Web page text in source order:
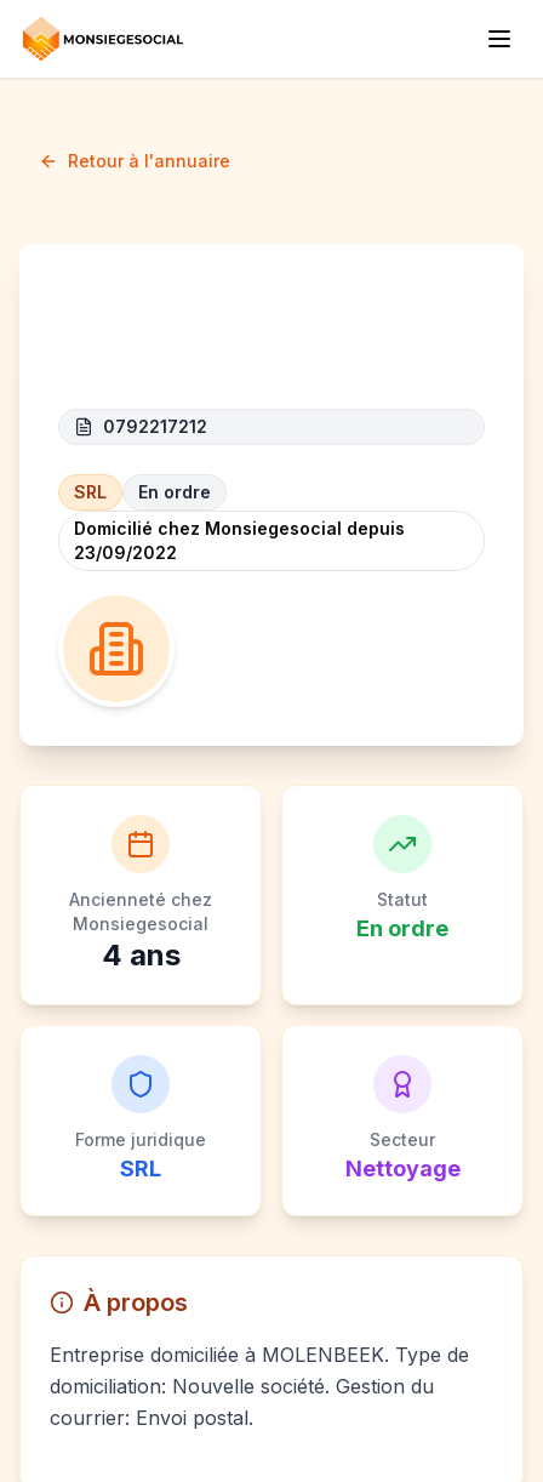
Retour à l'annuaire
0792217212
SRL
En ordre
Domicilié chez Monsiegesocial depuis
23/09/2022
Ancienneté chez
Monsiegesocial
4 ans
Statut
En ordre
Forme juridique
SRL
Secteur
Nettoyage
À propos
Entreprise domiciliée à MOLENBEEK. Type de
domiciliation: Nouvelle société. Gestion du
courrier: Envoi postal.